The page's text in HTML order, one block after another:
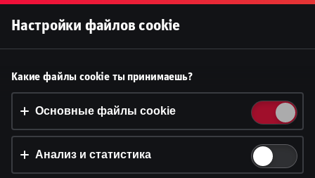
Принять файлы cookie?
На этом веб-сайте используются 3 различных типа
файлов cookie: основные, отслеживающие и
Принять всё
Настройки и информация
Настройки файлов cookie
Какие файлы cookie ты принимаешь?
Основные файлы cookie
Анализ и статистика